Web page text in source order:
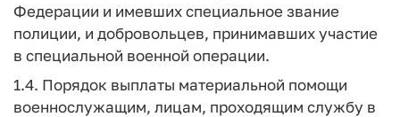
Федерации и имевших специальное звание
полиции, и добровольцев, принимавших участие
в специальной военной операции.
1.4. Порядок выплаты материальной помощи
военнослужащим, лицам, проходящим службу в